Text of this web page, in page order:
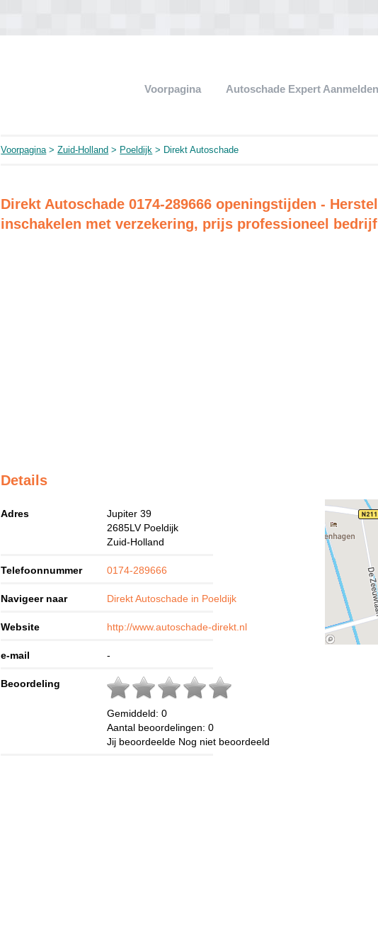
Voorpagina Autoschade Expert Aanmelden
Voorpagina>Zuid-Holland > Poeldijk > Direkt Autoschade
Direkt Autoschade 0174-289666 openingstijden -
inschakelen met verzekering, prijs professioneel bedrijf
Details
Adres
Jupiter 39
2685LV Poeldijk
Zuid-Holland
Telefoonnummer 0174-289666
Navigeer naar Direkt Autoschade in Poeldijk
Website http://www.autoschade-direkt.nl
e-mail -
Beoordeling
Gemiddeld:0
Aantal beoordelingen:0
Jij beoordeelde Nog niet beoordeeld